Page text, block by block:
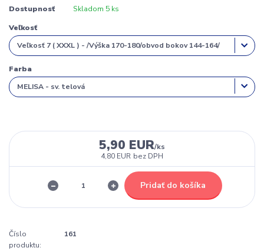
Dostupnosť Skladom 5 ks
Veľkosť
Farba
5,90 EUR/ks
4,80 EUR bez DPH
Pridať do košíka
Číslo
produktu:
161